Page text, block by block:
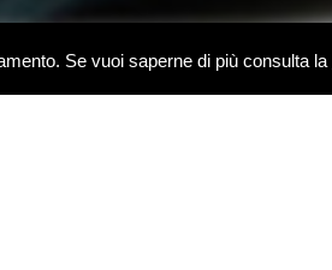
Se vuoi saperne di più consulta la